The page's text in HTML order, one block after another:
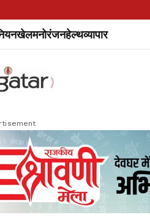
खेलमनोरंजनहेल्थव्यापार